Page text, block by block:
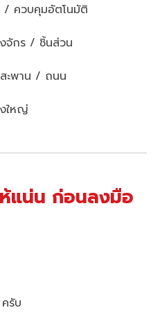
/ ควบคุมอัตโนมัติ
จักร / ชิ้นส่วน
ะพาน / ถนน
ใหญ่
แน่น ก่อนลงมือ
รับ